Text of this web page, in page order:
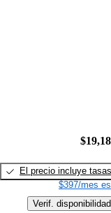
El precio incluye tasas
$397/mes
Verif. disponibilidad